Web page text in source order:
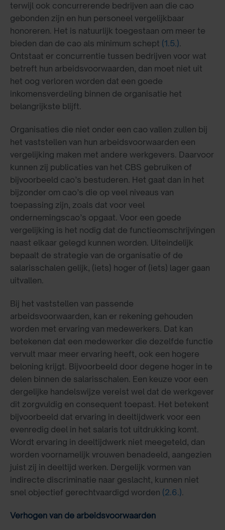
terwijl ook concurrerende bedrijven aan die cao
gebonden zijn en hun personeel vergelijkbaar
honoreren. Het is natuurlijk toegestaan om meer te
bieden dan de cao als minimum schept (1.5.).
Ontstaat er concurrentie tussen bedrijven voor wat
betreft hun arbeidsvoorwaarden, dan moet niet uit
het oog verloren worden dat een goede
inkomensverdeling binnen de organisatie het
belangrijkste blijft.
Organisaties die niet onder een cao vallen zullen bij
het vaststellen van hun arbeidsvoorwaarden een
vergelijking maken met andere werkgevers. Daarvoor
kunnen zij publicaties van het CBS gebruiken of
bijvoorbeeld cao’s bestuderen. Het gaat dan in het
bijzonder om cao’s die op veel niveaus van
toepassing zijn, zoals dat voor veel
ondernemingscao’s opgaat. Voor een goede
vergelijking is het nodig dat de functieomschrijvingen
naast elkaar gelegd kunnen worden. Uiteindelijk
bepaalt de strategie van de organisatie of de
salarisschalen gelijk, (iets) hoger of (iets) lager gaan
uitvallen.
Bij het vaststellen van passende
arbeidsvoorwaarden, kan er rekening gehouden
worden met ervaring van medewerkers. Dat kan
betekenen dat een medewerker die dezelfde functie
vervult maar meer ervaring heeft, ook een hogere
beloning krijgt. Bijvoorbeeld door degene hoger in te
delen binnen de salarisschalen. Een keuze voor een
dergelijke handelswijze vereist wel dat de werkgever
dit zorgvuldig en consequent toepast. Het betekent
bijvoorbeeld dat ervaring in deeltijdwerk voor een
evenredig deel in het salaris tot uitdrukking komt.
Wordt ervaring in deeltijdwerk niet meegeteld, dan
worden voornamelijk vrouwen benadeeld, aangezien
juist zij in deeltijd werken. Dergelijk vormen van
indirecte discriminatie naar geslacht, kunnen niet
snel objectief gerechtvaardigd worden (2.6.).
Verhogen van de arbeidsvoorwaarden